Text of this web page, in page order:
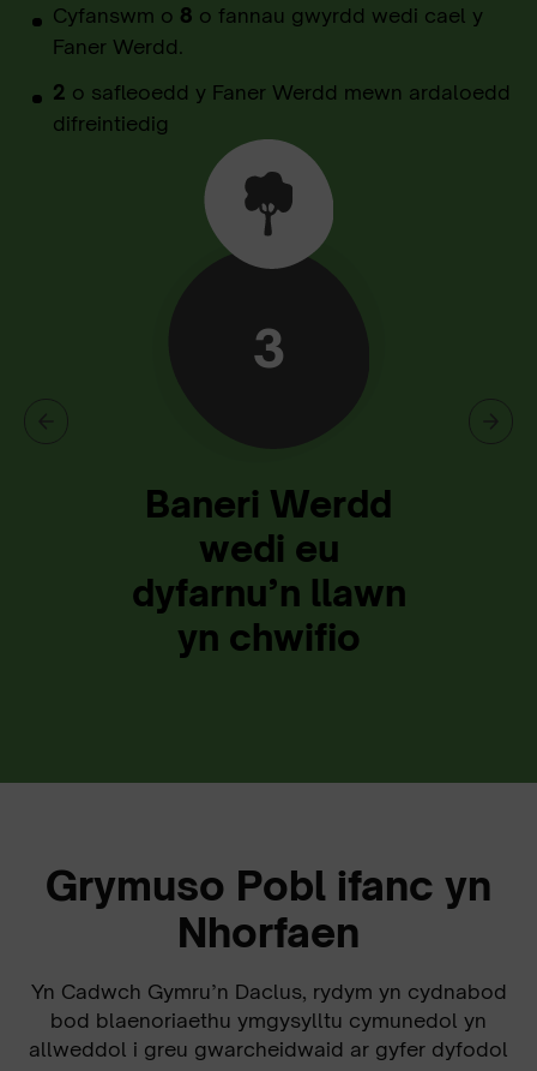
Cyfanswm o 8 o fannau gwyrdd wedi cael y
Faner Werdd.
2 o safleoedd y Faner Werdd mewn ardaloedd
difreintiedig
3
Baneri Werdd
wedi eu
dyfarnu’n llawn
yn chwifio
Grymuso Pobl ifanc yn
Nhorfaen
Yn Cadwch Gymru’n Daclus, rydym yn cydnabod
bod blaenoriaethu ymgysylltu cymunedol yn
allweddol i greu gwarcheidwaid ar gyfer dyfodol